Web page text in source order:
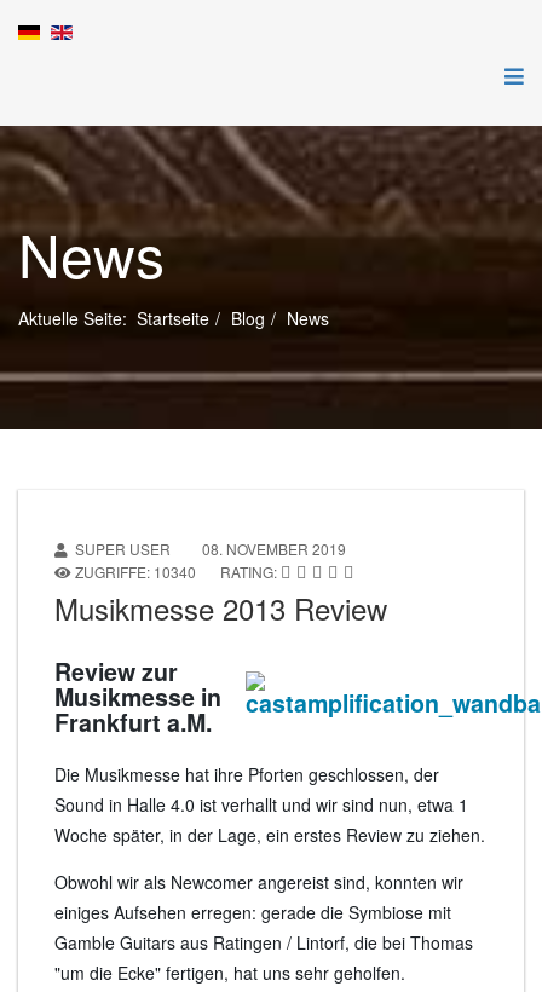
News
Aktuelle Seite: Startseite Blog News
SUPER USER
08. NOVEMBER 2019
ZUGRIFFE: 10340
RATING:
Musikmesse 2013 Review
Review zur
Musikmesse in
Frankfurt a.M.
Die Musikmesse hat ihre Pforten geschlossen, der
Sound in Halle 4.0 ist verhallt und wir sind nun, etwa 1
Woche später, in der Lage, ein erstes Review zu ziehen.
Obwohl wir als Newcomer angereist sind, konnten wir
einiges Aufsehen erregen: gerade die Symbiose mit
Gamble Guitars aus Ratingen / Lintorf, die bei Thomas
"um die Ecke" fertigen, hat uns sehr geholfen.